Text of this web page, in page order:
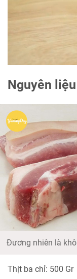
Nguyên
Đương nhiên là
Thịt ba chỉ: 500 Gr